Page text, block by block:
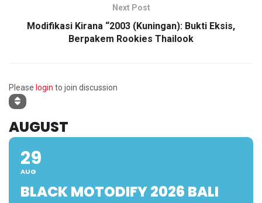
Next Post
Modifikasi Kirana “2003 (Kuningan): Bukti Eksis,
Berpakem Rookies Thailook
Please login to join discussion
AUGUST
29
AUG
BLACK MOTODIFY 2026 BALI